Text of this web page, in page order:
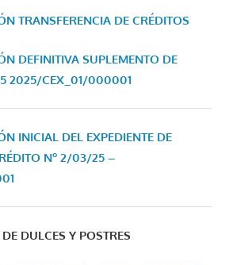
TRANSFERENCIA DE CRÉDITOS
DEFINITIVA SUPLEMENTO DE
2025/CEX_01/000001
INICIAL DEL EXPEDIENTE DE
Nº 2/03/25 –
DULCES Y POSTRES